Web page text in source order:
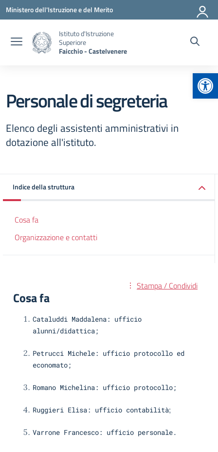
Vai ai contenuti
Vai al menu di navigazione
Vai al footer
Ministero dell'Istruzione e del Merito
Istituto d'Istruzione
Superiore
Faicchio - Castelvenere
Personale di segreteria
Elenco degli assistenti amministrativi in
dotazione all'istituto.
Indice della struttura
Cosa fa
Organizzazione e contatti
Stampa / Condividi
Cosa fa
Cataluddi Maddalena: ufficio
alunni/didattica;
Petrucci Michele: ufficio protocollo ed
economato;
Romano Michelina: ufficio protocollo;
Ruggieri Elisa: ufficio contabilità;
Varrone Francesco: ufficio personale.